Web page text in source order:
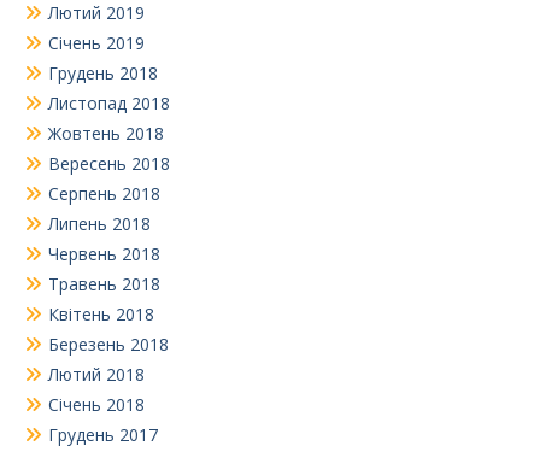
Лютий 2019
Січень 2019
Грудень 2018
Листопад 2018
Жовтень 2018
Вересень 2018
Серпень 2018
Липень 2018
Червень 2018
Травень 2018
Квітень 2018
Березень 2018
Лютий 2018
Січень 2018
Грудень 2017